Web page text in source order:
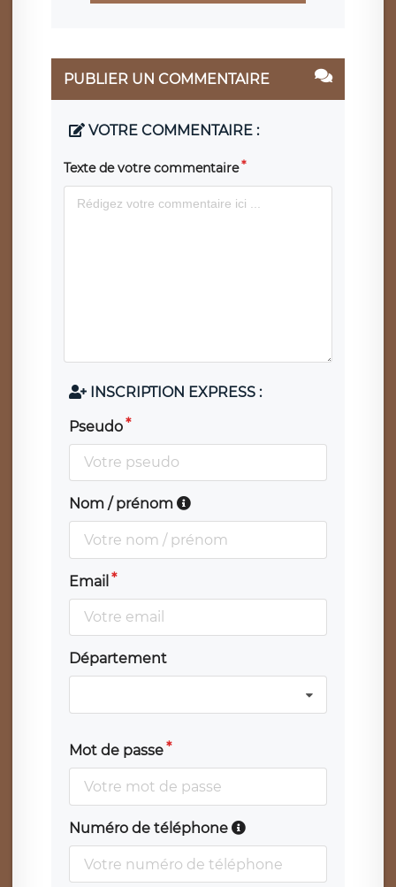
PUBLIER UN COMMENTAIRE
VOTRE COMMENTAIRE :
Texte de votre commentaire
INSCRIPTION EXPRESS :
Pseudo
Nom / prénom
Email
Département
Mot de passe
Numéro de téléphone